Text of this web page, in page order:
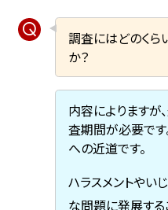
調査にはどのくら
か？
内容によりますが
査期間が必要で
への近道です。
ハラスメントやい
な問題に発展する